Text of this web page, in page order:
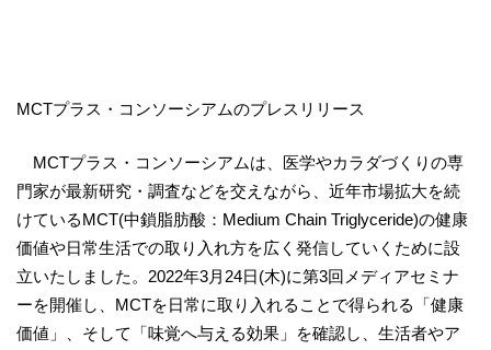
MCTプラス・コンソーシアムのプレスリリース
MCTプラス・コンソーシアムは、医学やカラダづくりの専
門家が最新研究・調査などを交えながら、近年市場拡大を続
けているMCT(中鎖脂肪酸：Medium Chain Triglyceride)の健康
価値や日常生活での取り入れ方を広く発信していくために設
立いたしました。2022年3月24日(木)に第3回メディアセミナ
ーを開催し、MCTを日常に取り入れることで得られる「健康
価値」、そして「味覚へ与える効果」を確認し、生活者やア